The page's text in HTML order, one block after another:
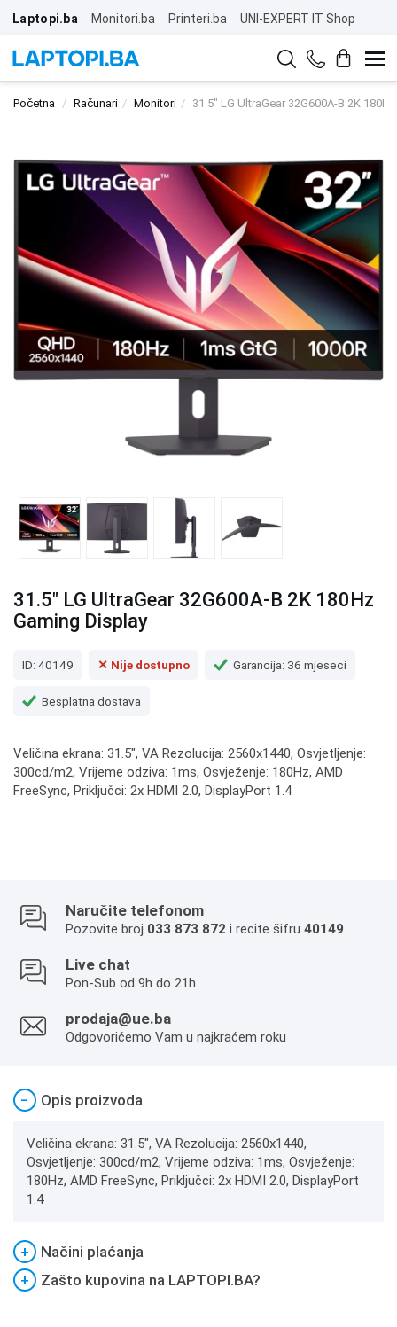
Laptopi.ba Monitori.ba Printeri.ba UNI-EXPERT IT Shop
Početna Računari Monitori 31.5" LG UltraGear 32G600A-B 2K
31.5" LG UltraGear 32G600A-B 2K 180Hz
Gaming Display
ID: 40149 ✕ Nije dostupno Garancija: 36 mjeseci
Besplatna dostava
Veličina ekrana: 31.5", VA Rezolucija: 2560x1440, Osvjetljenje:
300cd/m2, Vrijeme odziva: 1ms, Osvježenje: 180Hz, AMD
FreeSync, Priključci: 2x HDMI 2.0, DisplayPort 1.4
Naručite telefonom
Pozovite broj 033 873 872 i recite šifru 40149
Live chat
Pon-Sub od 9h do 21h
prodaja@ue.ba
Odgovorićemo Vam u najkraćem roku
− Opis proizvoda
Veličina ekrana: 31.5", VA Rezolucija: 2560x1440,
Osvjetljenje: 300cd/m2, Vrijeme odziva: 1ms, Osvježenje:
180Hz, AMD FreeSync, Priključci: 2x HDMI 2.0, DisplayPort
1.4
+
Načini plaćanja
+
Zašto kupovina na LAPTOPI.BA?